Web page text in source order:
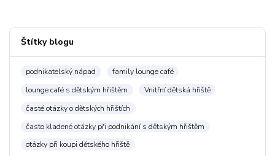
Štítky blogu
podnikatelský nápad
family lounge café
lounge café s dětským hřištěm
Vnitřní dětská hřiště
časté otázky o dětských hřištích
často kladené otázky při podnikání s dětským hřištěm
otázky při koupi dětského hřiště